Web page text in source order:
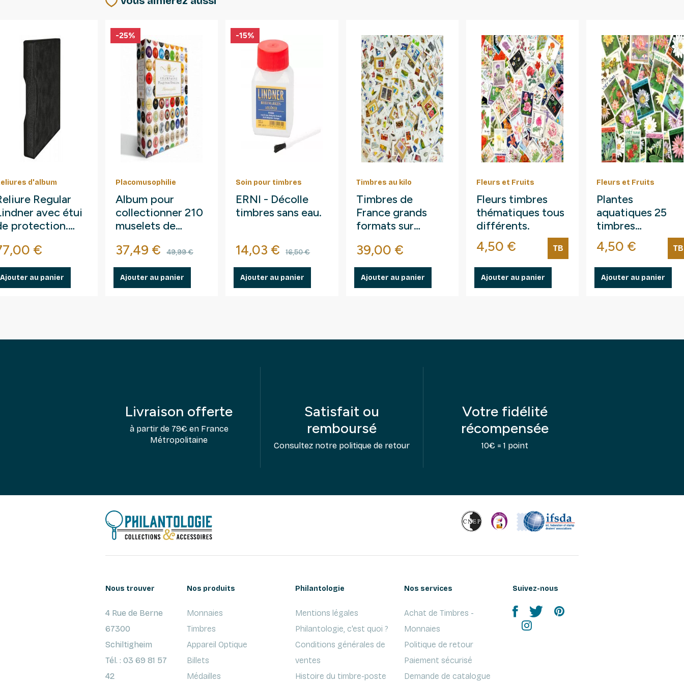
d'album
Regular
avec étui
protection.
€
Ajouter au panier
Placomusophilie
Album pour
collectionner 210
muselets de
Prix
37,49 € Prix de base
49,99 €
-25%
Ajouter au panier
Soin pour timbres
ERNI - Décolle
timbres sans eau.
Prix
14,03 € Prix de base
16,50 €
-15%
Ajouter au panier
Timbres au kilo
Timbres de
France grands
formats sur
Prix
39,00 €
Ajouter au panier
Fleurs et Fruits
Fleurs timbres
thématiques tous
différents.
Prix
4,50 € TB
Ajouter au panier
Fleurs et Fruits
Plantes
aquatiques 25
timbres
thématiques tous
différents.
Prix
4,50 € TB
Ajouter au panier
Livraison offerte
à partir de 79€ en France
Métropolitaine
Satisfait ou
remboursé
Consultez notre politique de retour
Votre fidélité
récompensée
10€ = 1 point
Nous trouver
4 Rue de Berne
67300
Schiltigheim
Tél. : 03 69 81 57
42
Nos produits
Monnaies
Timbres
Appareil Optique
Billets
Médailles
Philantologie
Mentions légales
Philantologie, c'est quoi ?
Conditions générales de
ventes
Histoire du timbre-poste
Nos services
Achat de Timbres -
Monnaies
Politique de retour
Paiement sécurisé
Demande de catalogue
Suivez-nous